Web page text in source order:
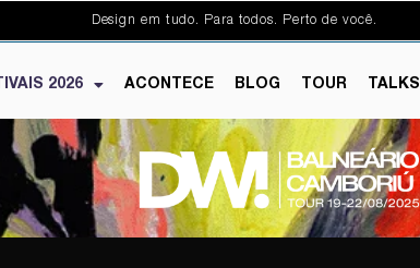
Design em tudo. Para todos. Perto de você.
2026 ACONTECE BLOG TOUR TALKS